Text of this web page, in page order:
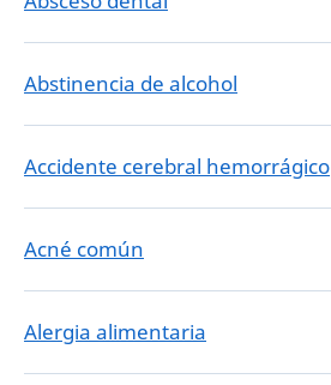
Abstinencia de alcohol
Accidente cerebral hemorrágico
Acné común
Alergia alimentaria